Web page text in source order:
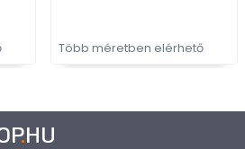
Több méretben elérhető
.HU